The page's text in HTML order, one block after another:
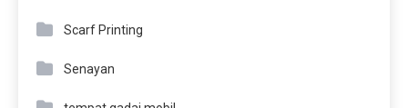
Scarf Printing
Senayan